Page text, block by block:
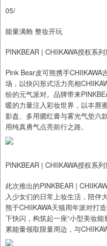
05/
能量满舱 整妆开玩
PINKBEAR | CHIIKAWA授权系
Pink Bear皮可熊携手
场，以快闪形式活力亮相
纷的元气派对。品牌带来
暖的力量注入彩妆世界，以丰唇
影盘、多用腮红膏与雾光气垫六
用纯真勇气点亮前行之路。
PINKBEAR | CHIIKAWA授权系
此次推出的PINKBEAR |
入少女们的日常上妆生活，陪伴
熊于CHIIKAWA天猫周年派对打
下快闪，构筑起一座“小型美妆
累能量领取限量周边，与